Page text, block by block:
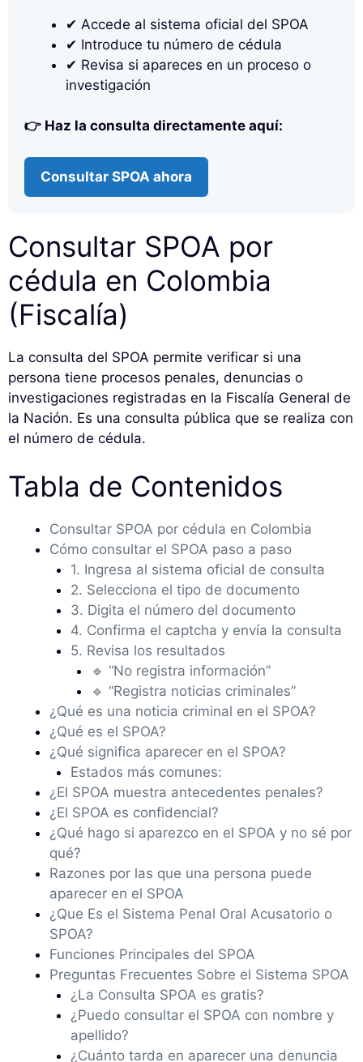
✔ Accede al sistema oficial del SPOA
✔ Introduce tu número de cédula
✔ Revisa si apareces en un proceso o
investigación
👉 Haz la consulta directamente aquí:
Consultar SPOA ahora
Consultar SPOA por
cédula en Colombia
(Fiscalía)
La consulta del SPOA permite verificar si una
persona tiene procesos penales, denuncias o
investigaciones registradas en la Fiscalía General de
la Nación. Es una consulta pública que se realiza con
el número de cédula.
Tabla de Contenidos
Consultar SPOA por cédula en Colombia
Cómo consultar el SPOA paso a paso
1. Ingresa al sistema oficial de consulta
2. Selecciona el tipo de documento
3. Digita el número del documento
4. Confirma el captcha y envía la consulta
5. Revisa los resultados
🔹 “No registra información”
🔹 “Registra noticias criminales”
¿Qué es una noticia criminal en el SPOA?
¿Qué es el SPOA?
¿Qué significa aparecer en el SPOA?
Estados más comunes:
¿El SPOA muestra antecedentes penales?
¿El SPOA es confidencial?
¿Qué hago si aparezco en el SPOA y no sé por
qué?
Razones por las que una persona puede
aparecer en el SPOA
¿Que Es el Sistema Penal Oral Acusatorio o
SPOA?
Funciones Principales del SPOA
Preguntas Frecuentes Sobre el Sistema SPOA
¿La Consulta SPOA es gratis?
¿Puedo consultar el SPOA con nombre y
apellido?
¿Cuánto tarda en aparecer una denuncia